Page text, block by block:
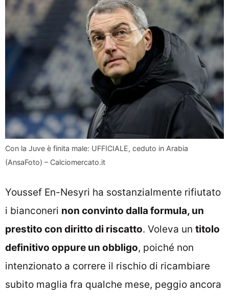
Con la Juve è finita male: UFFICIALE, ceduto in Arabia
(AnsaFoto) – Calciomercato.it
Youssef En-Nesyri ha sostanzialmente rifiutato
i bianconeri non convinto dalla formula, un
prestito con diritto di riscatto. Voleva un titolo
definitivo oppure un obbligo, poiché non
intenzionato a correre il rischio di ricambiare
subito maglia fra qualche mese, peggio ancora